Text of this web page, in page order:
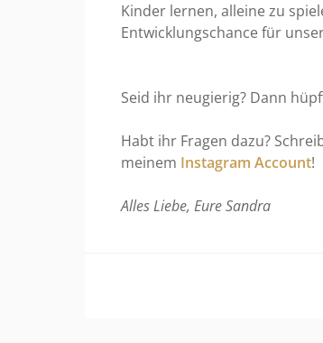
Kinder lernen, alleine zu
Entwicklungschance für
Seid ihr neugierig? Dann
Habt ihr Fragen dazu?
meinem Instagram Account!
Alles Liebe, Eure Sandra